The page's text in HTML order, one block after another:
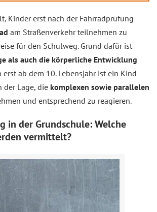
Kinder erst nach der Fahrradprüfung
am Straßenverkehr teilnehmen zu
für den Schulweg. Grund dafür ist
als auch die körperliche Entwicklung
erst ab dem 10. Lebensjahr ist ein Kind
Lage, die komplexen sowie parallelen
und entsprechend zu reagieren.
in der Grundschule: Welche
vermittelt?